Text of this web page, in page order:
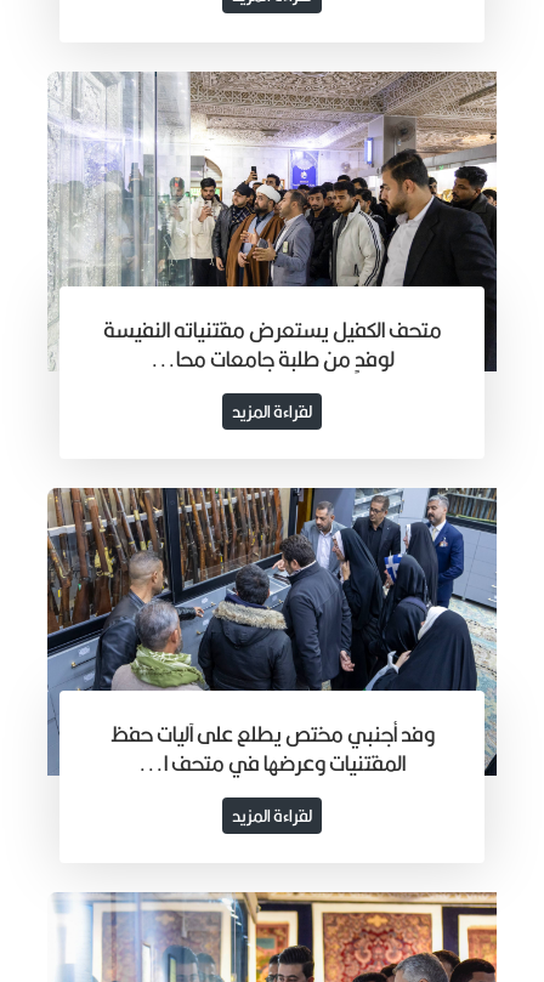
متحف الكفيل يستعرض مقتنياته النفيسة
لوفدٍ من طلبة جامعات محا...
لقراءة المزيد
وفد أجنبي مختص يطلع على آليات حفظ
المقتنيات وعرضها في متحف ا...
لقراءة المزيد